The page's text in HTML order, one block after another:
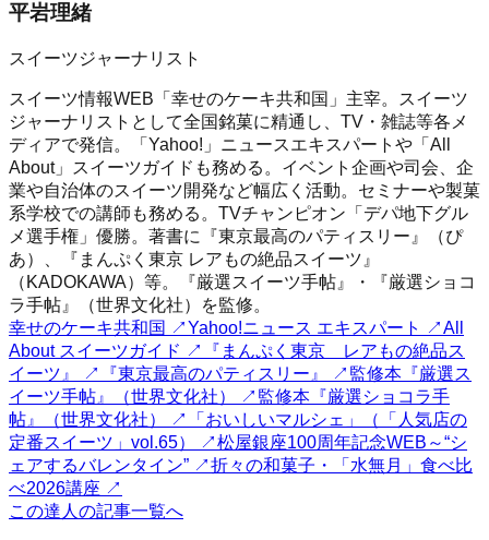
平岩理緒
スイーツジャーナリスト
スイーツ情報WEB「幸せのケーキ共和国」主宰。スイーツ
ジャーナリストとして全国銘菓に精通し、TV・雑誌等各メ
ディアで発信。「Yahoo!」ニュースエキスパートや「All
About」スイーツガイドも務める。イベント企画や司会、企
業や自治体のスイーツ開発など幅広く活動。セミナーや製菓
系学校での講師も務める。TVチャンピオン「デパ地下グル
メ選手権」優勝。著書に『東京最高のパティスリー』（ぴ
あ）、『まんぷく東京 レアもの絶品スイーツ』
（KADOKAWA）等。『厳選スイーツ手帖』・『厳選ショコ
ラ手帖』（世界文化社）を監修。
幸せのケーキ共和国 ↗Yahoo!ニュース エキスパート ↗All
About スイーツガイド ↗
『まんぷく東京 レアもの絶品ス
イーツ』
↗ 『東京最高のパティスリー』 ↗ 監修本『厳選ス
イーツ手帖』（世界文化社）
↗ 監修本『厳選ショコラ手
帖』（世界文化社）
↗
「おいしいマルシェ」（「人気店の
定番スイーツ」vol.65）
↗松屋銀座100周年記念WEB～“シ
ェアするバレンタイン” ↗折々の和菓子・「水無月」食べ比
べ2026講座 ↗
この達人の記事一覧へ